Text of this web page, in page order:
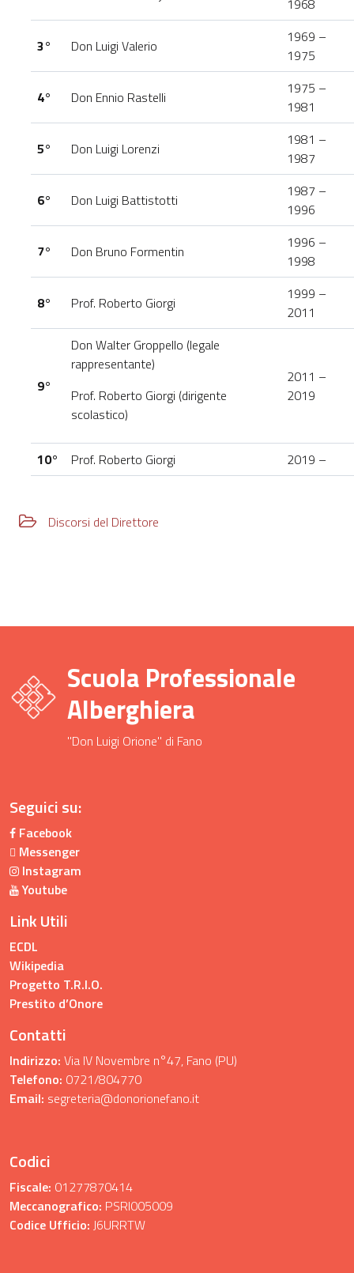
3° Don Luigi Valerio
1969 –
1975
4° Don Ennio Rastelli
1975 –
1981
5° Don Luigi Lorenzi
1981 –
1987
6° Don Luigi Battistotti
1987 –
1996
7° Don Bruno Formentin
1996 –
1998
8° Prof. Roberto Giorgi
1999 –
2011
9°
Don Walter Groppello (legale
rappresentante)
Prof. Roberto Giorgi (dirigente
scolastico)
2011 –
2019
10° Prof. Roberto Giorgi 2019 –
Discorsi del Direttore
Scuola Professionale
Alberghiera
"Don Luigi Orione" di Fano
Seguici su:
Facebook
Messenger
Instagram
Youtube
Link Utili
ECDL
Wikipedia
Progetto T.R.I.O.
Prestito d’Onore
Contatti
Indirizzo: Via IV Novembre n°47, Fano (PU)
Telefono: 0721/804770
Email: segreteria@donorionefano.it
Codici
Fiscale: 01277870414
Meccanografico: PSRI005009
Codice Ufficio: J6URRTW